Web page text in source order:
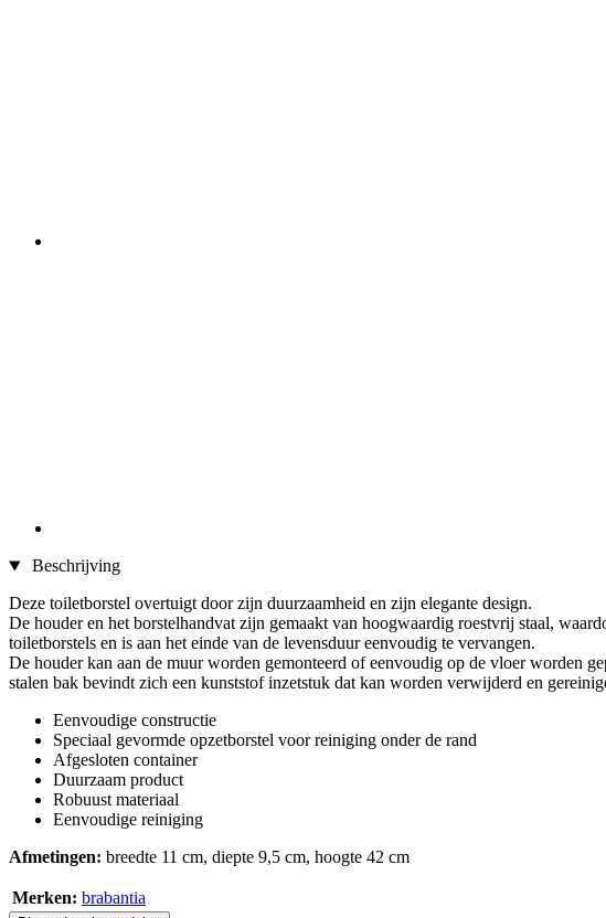
Beschrijving
Deze toiletborstel overtuigt door zijn duurzaamheid en zijn elegante design.
De houder en het borstelhandvat zijn gemaakt van hoogwaardig roestvrij staal,
toiletborstels en is aan het einde van de levensduur eenvoudig te vervangen.
De houder kan aan de muur worden gemonteerd of eenvoudig op de vloer worden
stalen bak bevindt zich een kunststof inzetstuk dat kan worden verwijderd en
Eenvoudige constructie
Speciaal gevormde opzetborstel voor reiniging onder de rand
Afgesloten container
Duurzaam product
Robuust materiaal
Eenvoudige reiniging
Afmetingen: breedte 11 cm, diepte 9,5 cm, hoogte 42 cm
Merken: brabantia